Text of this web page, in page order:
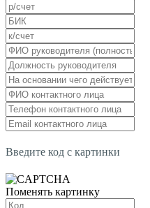
Введите код с картинки
Поменять картинку